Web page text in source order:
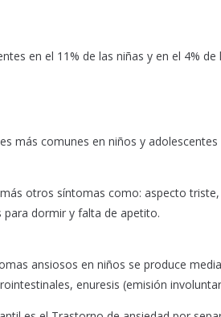
en el 11% de las niñas y en el 4%
más comunes en niños y
otros síntomas como: aspecto
para dormir y falta de apetito.
ansiosos en niños se produce
enuresis (emisión